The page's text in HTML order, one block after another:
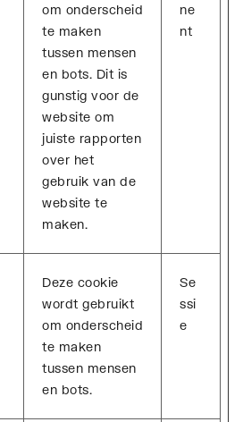
om onderscheid
te maken
tussen mensen
en bots. Dit is
gunstig voor de
website om
juiste rapporten
over het
gebruik van de
website te
maken.
ne
nt
Deze cookie
wordt gebruikt
om onderscheid
te maken
tussen mensen
en bots.
Se
ssi
e